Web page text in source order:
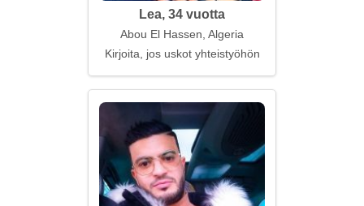
Lea, 34 vuotta
Abou El Hassen, Algeria
Kirjoita, jos uskot yhteistyöhön